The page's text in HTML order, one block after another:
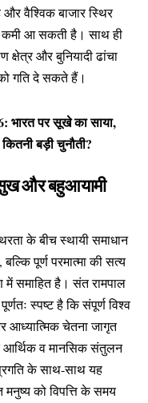
वैश्विक बाजार स्थिर
कमी आ सकती है। साथ ही
क्षेत्र और बुनियादी ढांचा
गति दे सकते हैं।
भारत पर सूखे का साया,
बड़ी चुनौती?
सुख और बहुआयामी
के बीच स्थायी समाधान
पूर्ण परमात्मा की सत्य
समाहित है। संत रामपाल
स्पष्ट है कि संपूर्ण विश्व
आध्यात्मिक चेतना जागृत
आर्थिक व मानसिक संतुलन
के साथ-साथ यह
को विपत्ति के समय